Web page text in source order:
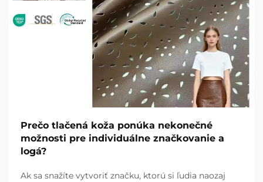
Prečo tlačená koža ponúka nekonečné
možnosti pre individuálne značkovanie a
logá?
Ak sa snažíte vytvoriť značku, ktorú si ľudia naozaj